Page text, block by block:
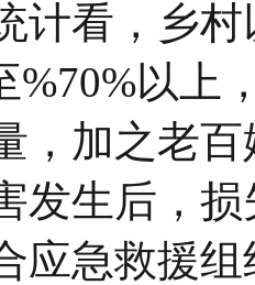
计看，乡
%70%以上
，加之老
发生后，
应急救援